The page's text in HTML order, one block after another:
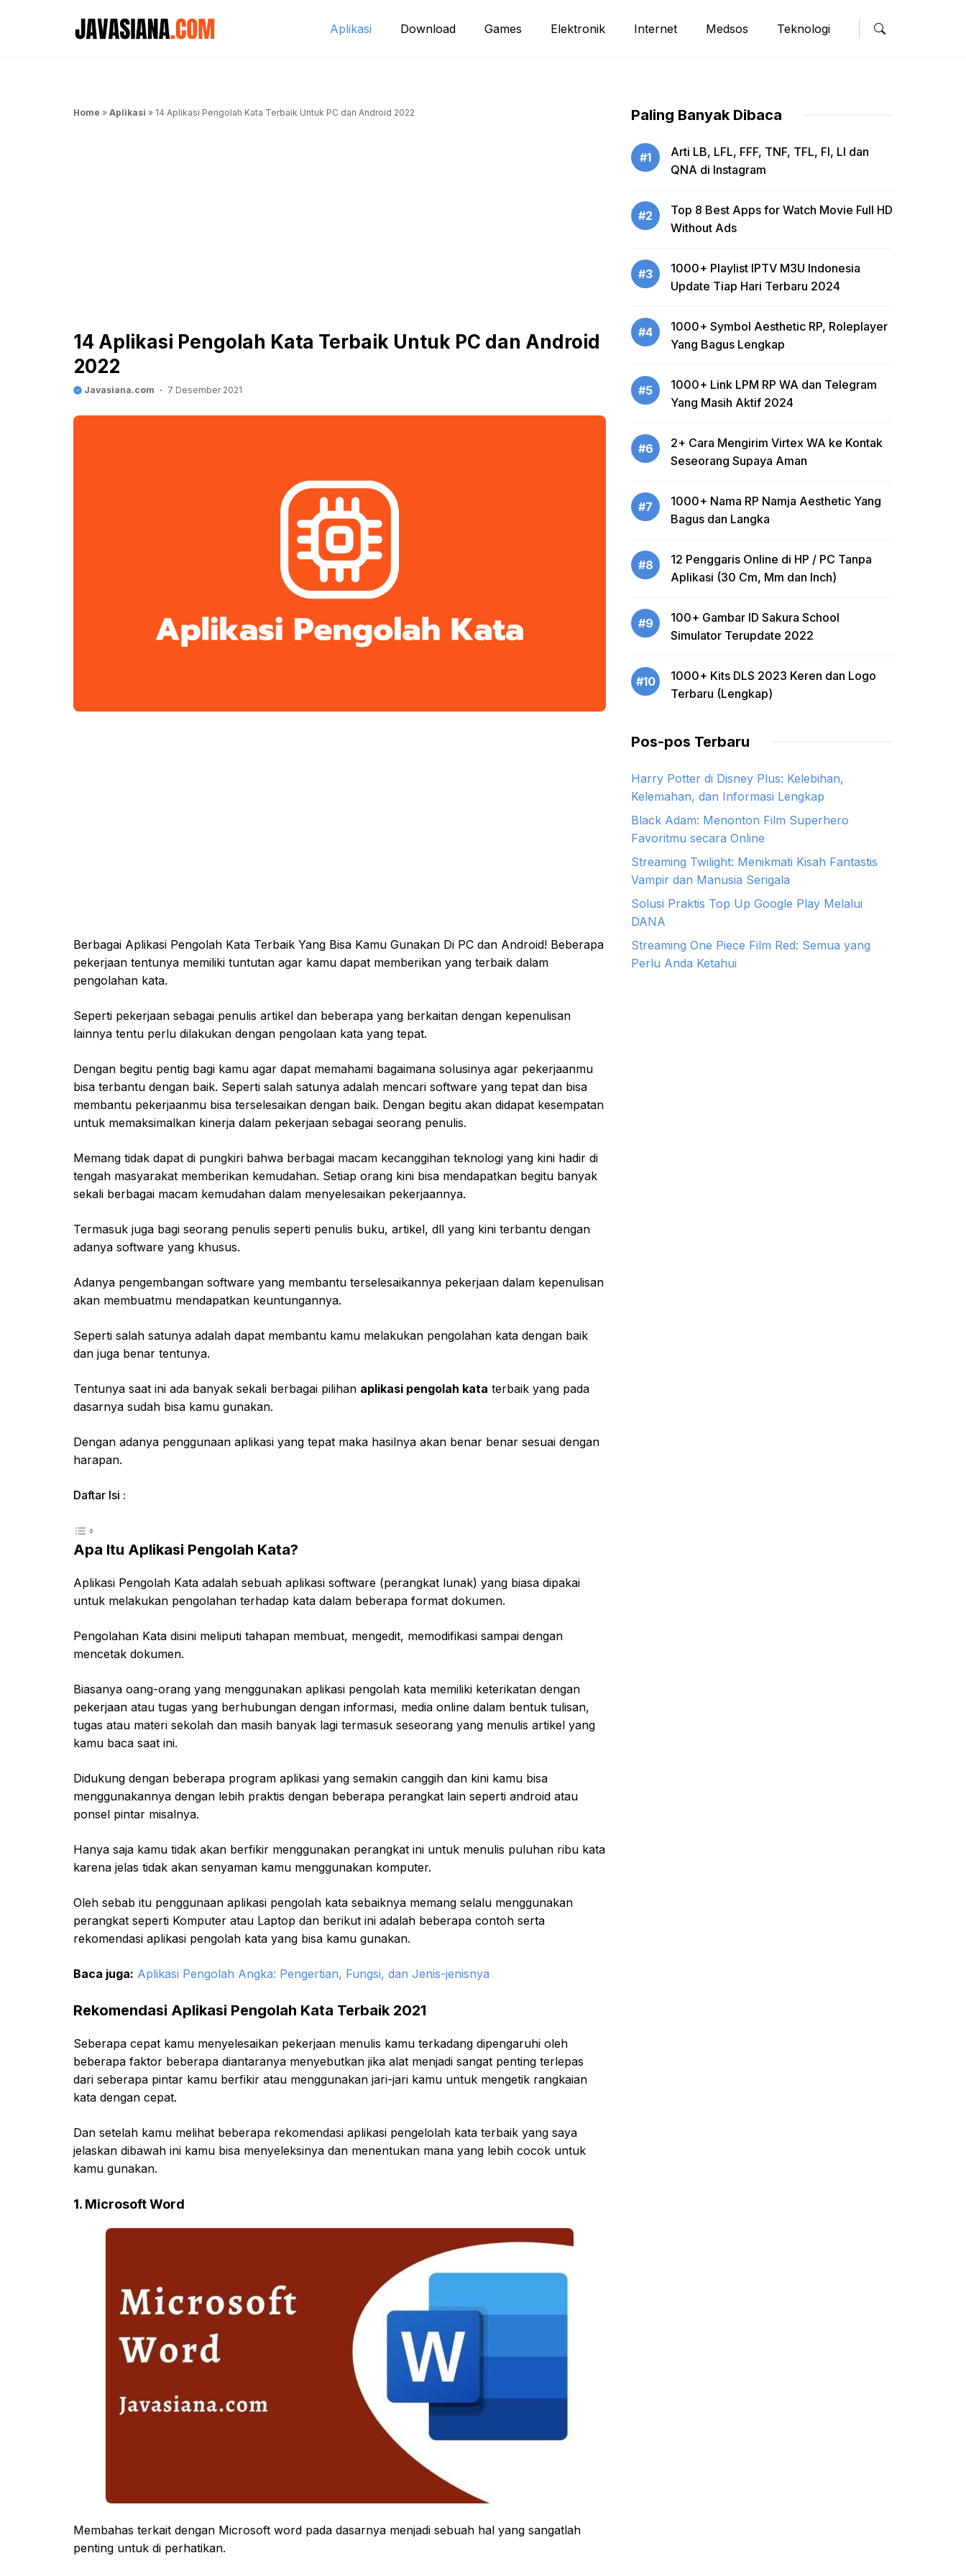
Aplikasi Download Games Elektronik Internet Medsos Teknologi
Home » Aplikasi » 14 Aplikasi Pengolah Kata Terbaik Untuk PC dan Android 2022
14 Aplikasi Pengolah Kata Terbaik Untuk PC dan Android
2022
Javasiana.com 7 Desember 2021
Berbagai Aplikasi Pengolah Kata Terbaik Yang Bisa Kamu Gunakan Di PC dan Android! Beberapa
pekerjaan tentunya memiliki tuntutan agar kamu dapat memberikan yang terbaik dalam
pengolahan kata.
Seperti pekerjaan sebagai penulis artikel dan beberapa yang berkaitan dengan kepenulisan
lainnya tentu perlu dilakukan dengan pengolaan kata yang tepat.
Dengan begitu pentig bagi kamu agar dapat memahami bagaimana solusinya agar pekerjaanmu
bisa terbantu dengan baik. Seperti salah satunya adalah mencari software yang tepat dan bisa
membantu pekerjaanmu bisa terselesaikan dengan baik. Dengan begitu akan didapat kesempatan
untuk memaksimalkan kinerja dalam pekerjaan sebagai seorang penulis.
Memang tidak dapat di pungkiri bahwa berbagai macam kecanggihan teknologi yang kini hadir di
tengah masyarakat memberikan kemudahan. Setiap orang kini bisa mendapatkan begitu banyak
sekali berbagai macam kemudahan dalam menyelesaikan pekerjaannya.
Termasuk juga bagi seorang penulis seperti penulis buku, artikel, dll yang kini terbantu dengan
adanya software yang khusus.
Adanya pengembangan software yang membantu terselesaikannya pekerjaan dalam kepenulisan
akan membuatmu mendapatkan keuntungannya.
Seperti salah satunya adalah dapat membantu kamu melakukan pengolahan kata dengan baik
dan juga benar tentunya.
Tentunya saat ini ada banyak sekali berbagai pilihan aplikasi pengolah kata terbaik yang pada
dasarnya sudah bisa kamu gunakan.
Dengan adanya penggunaan aplikasi yang tepat maka hasilnya akan benar benar sesuai dengan
harapan.
Daftar Isi :
Apa Itu Aplikasi Pengolah Kata?
Aplikasi Pengolah Kata adalah sebuah aplikasi software (perangkat lunak) yang biasa dipakai
untuk melakukan pengolahan terhadap kata dalam beberapa format dokumen.
Pengolahan Kata disini meliputi tahapan membuat, mengedit, memodifikasi sampai dengan
mencetak dokumen.
Biasanya oang-orang yang menggunakan aplikasi pengolah kata memiliki keterikatan dengan
pekerjaan atau tugas yang berhubungan dengan informasi, media online dalam bentuk tulisan,
tugas atau materi sekolah dan masih banyak lagi termasuk seseorang yang menulis artikel yang
kamu baca saat ini.
Didukung dengan beberapa program aplikasi yang semakin canggih dan kini kamu bisa
menggunakannya dengan lebih praktis dengan beberapa perangkat lain seperti android atau
ponsel pintar misalnya.
Hanya saja kamu tidak akan berfikir menggunakan perangkat ini untuk menulis puluhan ribu kata
karena jelas tidak akan senyaman kamu menggunakan komputer.
Oleh sebab itu penggunaan aplikasi pengolah kata sebaiknya memang selalu menggunakan
perangkat seperti Komputer atau Laptop dan berikut ini adalah beberapa contoh serta
rekomendasi aplikasi pengolah kata yang bisa kamu gunakan.
Baca juga: Aplikasi Pengolah Angka: Pengertian, Fungsi, dan Jenis-jenisnya
Rekomendasi Aplikasi Pengolah Kata Terbaik 2021
Seberapa cepat kamu menyelesaikan pekerjaan menulis kamu terkadang dipengaruhi oleh
beberapa faktor beberapa diantaranya menyebutkan jika alat menjadi sangat penting terlepas
dari seberapa pintar kamu berfikir atau menggunakan jari-jari kamu untuk mengetik rangkaian
kata dengan cepat.
Dan setelah kamu melihat beberapa rekomendasi aplikasi pengelolah kata terbaik yang saya
jelaskan dibawah ini kamu bisa menyeleksinya dan menentukan mana yang lebih cocok untuk
kamu gunakan.
1. Microsoft Word
Membahas terkait dengan Microsoft word pada dasarnya menjadi sebuah hal yang sangatlah
penting untuk di perhatikan.
Paling Banyak Dibaca
#1
Arti LB, LFL, FFF, TNF, TFL, FI, LI dan
QNA di Instagram
#2
Top 8 Best Apps for Watch Movie Full HD
Without Ads
#3
1000+ Playlist IPTV M3U Indonesia
Update Tiap Hari Terbaru 2024
#4
1000+ Symbol Aesthetic RP, Roleplayer
Yang Bagus Lengkap
#5
1000+ Link LPM RP WA dan Telegram
Yang Masih Aktif 2024
#6
2+ Cara Mengirim Virtex WA ke Kontak
Seseorang Supaya Aman
#7
1000+ Nama RP Namja Aesthetic Yang
Bagus dan Langka
#8
12 Penggaris Online di HP / PC Tanpa
Aplikasi (30 Cm, Mm dan Inch)
#9
100+ Gambar ID Sakura School
Simulator Terupdate 2022
#10
1000+ Kits DLS 2023 Keren dan Logo
Terbaru (Lengkap)
Pos-pos Terbaru
Harry Potter di Disney Plus: Kelebihan,
Kelemahan, dan Informasi Lengkap
Black Adam: Menonton Film Superhero
Favoritmu secara Online
Streaming Twilight: Menikmati Kisah Fantastis
Vampir dan Manusia Serigala
Solusi Praktis Top Up Google Play Melalui
DANA
Streaming One Piece Film Red: Semua yang
Perlu Anda Ketahui